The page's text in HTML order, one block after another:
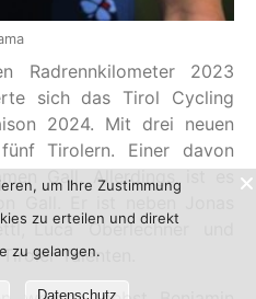
Radrennkilometer 2023
sich das Tirol Cycling
2024. Mit drei neuen
Tirolern. Einer davon
Gall. Allerdings ist es
Luca Oberlechner und
Talenten.
um Ihre Zustimmung
zu erteilen und direkt
zu gelangen.
Datenschutz